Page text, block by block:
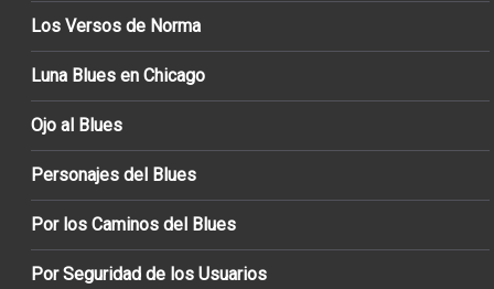
Los Versos de Norma
Luna Blues en Chicago
Ojo al Blues
Personajes del Blues
Por los Caminos del Blues
Por Seguridad de los Usuarios